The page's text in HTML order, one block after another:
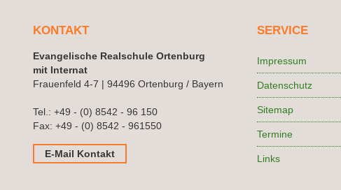
KONTAKT
Evangelische Realschule Ortenburg
mit Internat
Frauenfeld 4-7 | 94496 Ortenburg / Bayern
Tel.: +49 - (0) 8542 - 96 150
Fax: +49 - (0) 8542 - 961550
E-Mail Kontakt
SERVICE
Impressum
Datenschutz
Sitemap
Termine
Links